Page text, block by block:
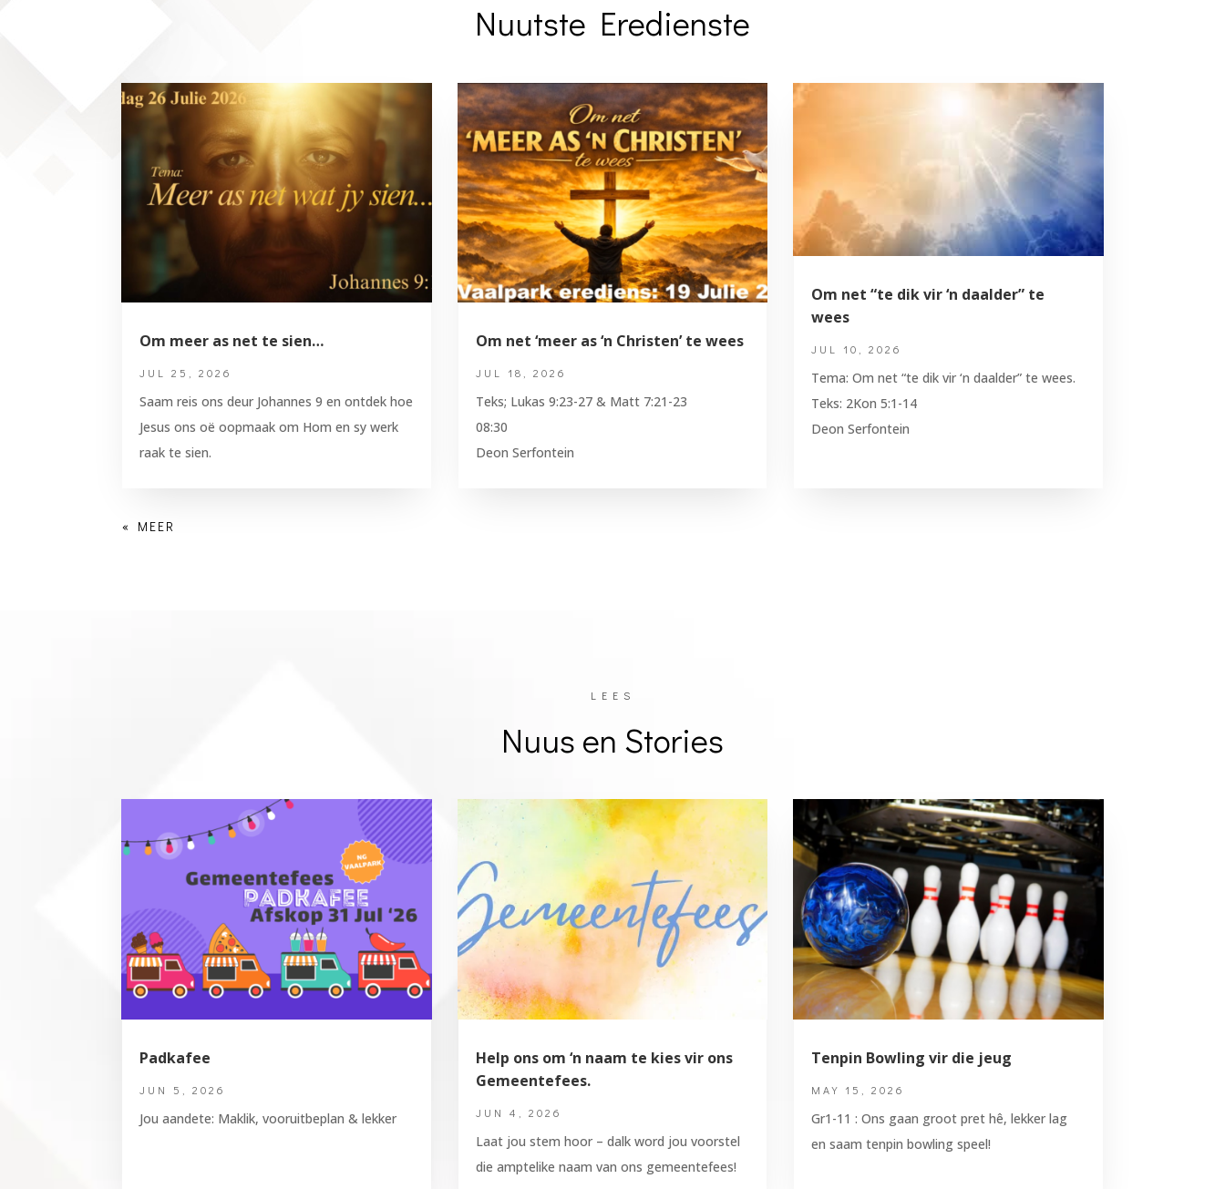
Nuutste Eredienste
Om meer as net te sien…
JUL 25, 2026
Saam reis ons deur Johannes 9 en ontdek hoe
Jesus ons oë oopmaak om Hom en sy werk
raak te sien.
Om net ‘meer as ‘n Christen’ te wees
JUL 18, 2026
Teks; Lukas 9:23-27 & Matt 7:21-23
08:30
Deon Serfontein
Om net “te dik vir ‘n daalder” te
wees
JUL 10, 2026
Tema: Om net “te dik vir ‘n daalder” te wees.
Teks: 2Kon 5:1-14
Deon Serfontein
LEES
Nuus en Stories
Padkafee
JUN 5, 2026
Jou aandete: Maklik, vooruitbeplan & lekker
Help ons om ‘n naam te kies vir ons
Gemeentefees.
JUN 4, 2026
Laat jou stem hoor – dalk word jou voorstel
die amptelike naam van ons gemeentefees!
Tenpin Bowling vir die jeug
MAY 15, 2026
Gr1-11 : Ons gaan groot pret hê, lekker lag
en saam tenpin bowling speel!